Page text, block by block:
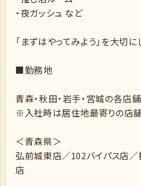
・夜ガッシュ など
「まずはやってみよう」を大切に
■勤務地
青森・秋田・岩手・宮城の各店舗
※入社時は居住地最寄りの店
＜青森県＞
弘前城東店／102バイパス店
店